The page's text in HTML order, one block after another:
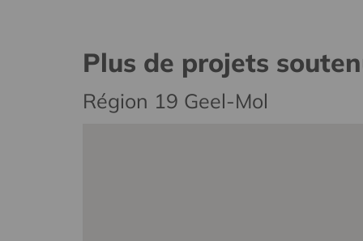
Plus de projets
Région 19 Geel-Mol